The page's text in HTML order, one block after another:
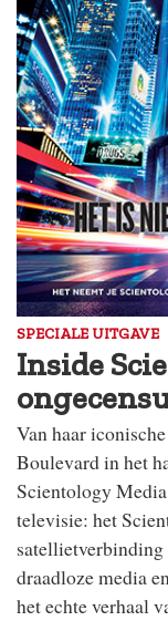
SPECIALE UITGAVE
Inside
Van haar
Boulevard in het
Scientology
televisie: het
draadloze media
het echte verhaal